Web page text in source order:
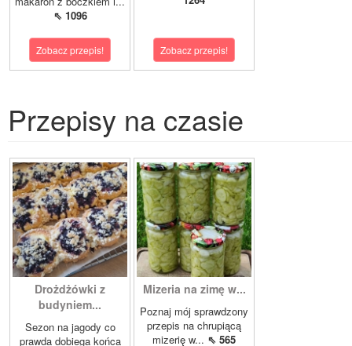
⇖ 1096
Zobacz przepis! Zobacz przepis!
Przepisy na czasie
Drożdżówki z
budyniem...
Sezon na jagody co
prawda dobiega końca
Mizeria na zimę w...
Poznaj mój sprawdzony
przepis na chrupiącą
mizerię w... ⇖ 565